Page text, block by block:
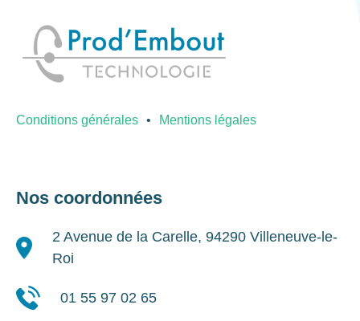
Conditions générales Mentions légales
Nos coordonnées
2 Avenue de la Carelle, 94290 Villeneuve-le-
Roi
01 55 97 02 65